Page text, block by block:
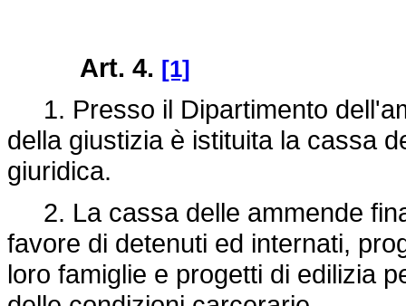
Art. 4. [1]
1. Presso il Dipartimento
della giustizia è istituita la cassa
giuridica.
2. La cassa delle ammende
favore di detenuti ed internati,
loro famiglie e progetti di edilizia